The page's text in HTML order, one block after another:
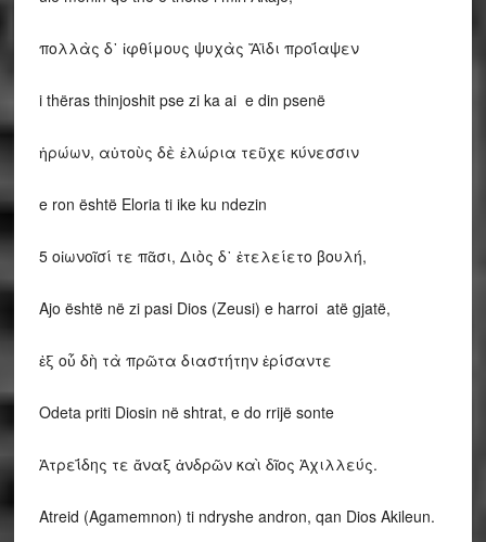
πολλὰς δ᾽ ἰφθίμους ψυχὰς Ἄϊδι προΐαψεν
i thëras thinjoshit pse zi ka ai e din psenë
ἡρώων, αὐτοὺς δὲ ἑλώρια τεῦχε κύνεσσιν
e ron është Eloria ti ike ku ndezin
5 οἰωνοῖσί τε πᾶσι, Διὸς δ᾽ ἐτελείετο βουλή,
Ajo është në zi pasi Dios (Zeusi) e harroi atë gjatë,
ἐξ οὗ δὴ τὰ πρῶτα διαστήτην ἐρίσαντε
Odeta priti Diosin në shtrat, e do rrijë sonte
Ἀτρεΐδης τε ἄναξ ἀνδρῶν καὶ δῖος Ἀχιλλεύς.
Atreid (Agamemnon) ti ndryshe andron, qan Dios Akileun.